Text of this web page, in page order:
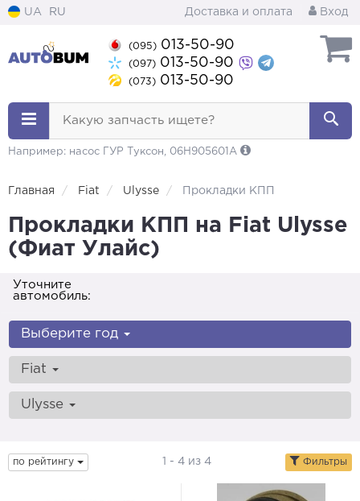
UA RU Доставка и оплата Вход
(095) 013-50-90
(097) 013-50-90
(073) 013-50-90
Какую запчасть ищете?
Например: насос ГУР Туксон, 06H905601A
Главная Fiat Ulysse Прокладки КПП
Прокладки КПП на Fiat Ulysse
(Фиат Улайс)
Уточните
автомобиль:
Выберите год
Fiat
Ulysse
по рейтингу 1 - 4 из 4 Фильтры